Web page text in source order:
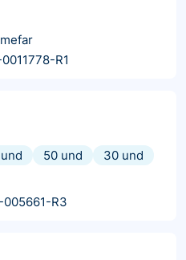
R1
50 und
30 und
005661-R3